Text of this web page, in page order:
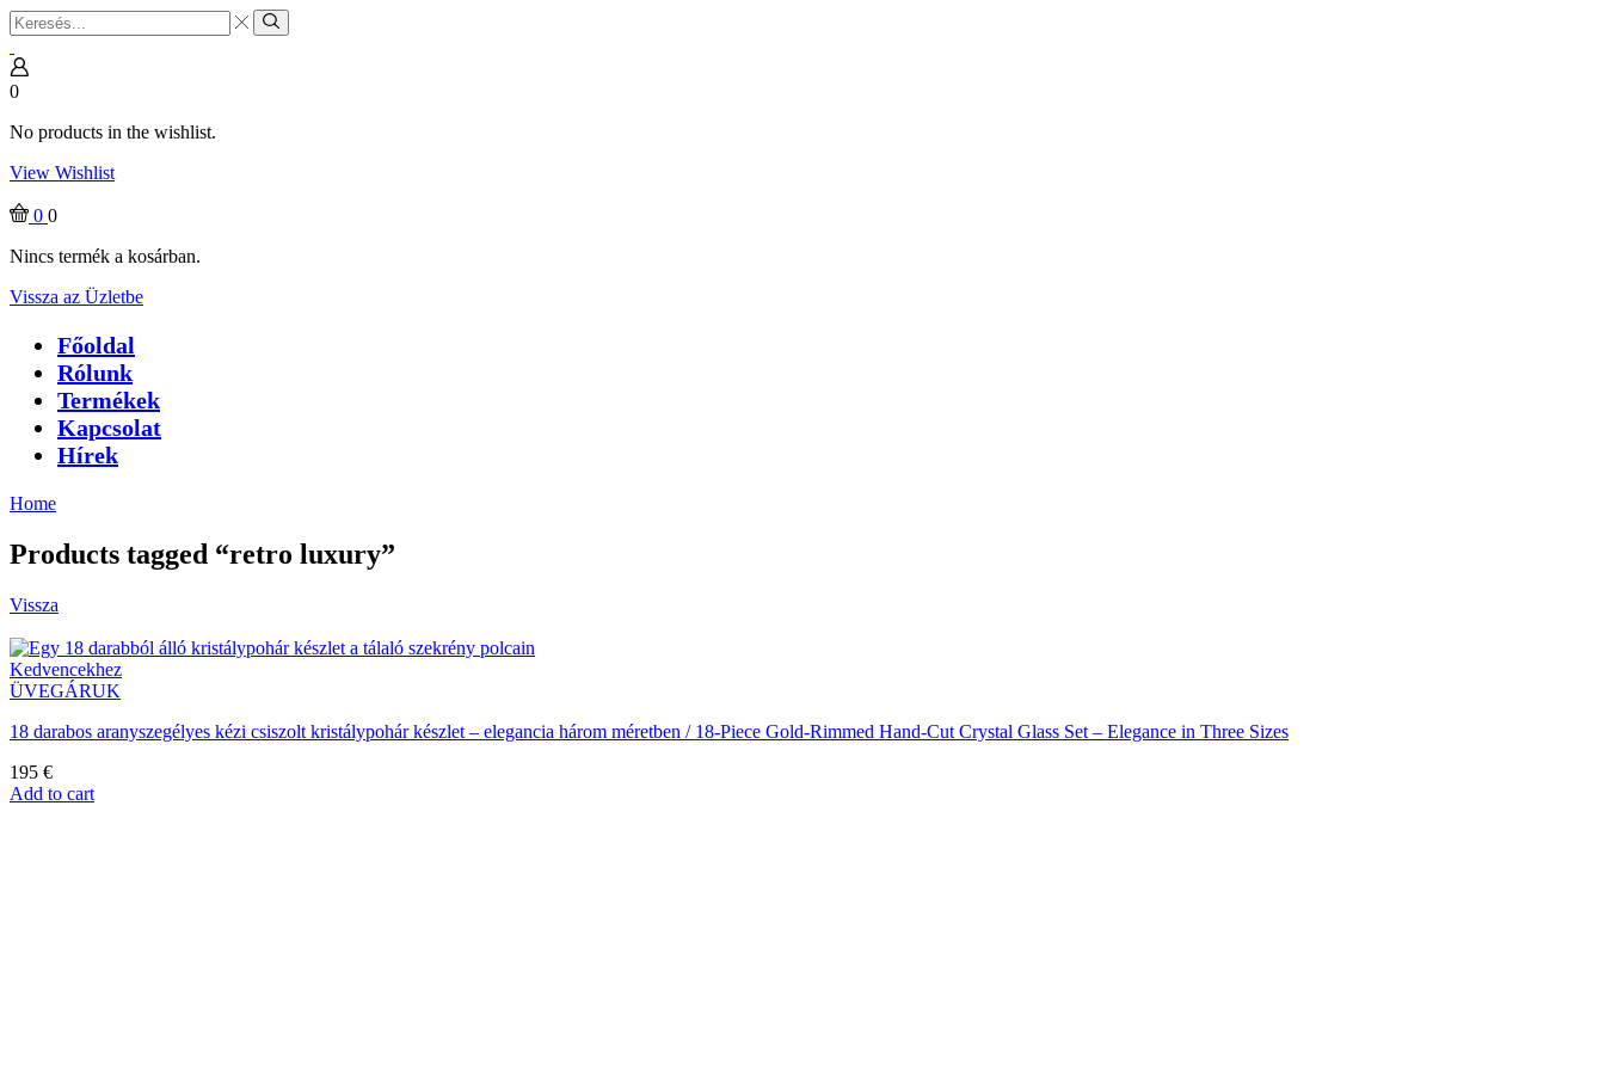
Search
input
Search
0
No products in the wishlist.
View Wishlist
0 0
Nincs termék a kosárban.
Vissza az Üzletbe
Főoldal
Rólunk
Termékek
Kapcsolat
Hírek
Home
Products tagged “retro luxury”
Vissza
Kedvencekhez
ÜVEGÁRUK
18 darabos aranyszegélyes kézi csiszolt kristálypohár készlet – elegancia három méretben / 18-Piece Gold-Rimmed Hand-Cut Crystal Glass Set – Elegance in Three Sizes
195 €
Add to cart